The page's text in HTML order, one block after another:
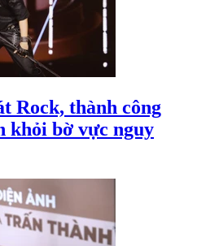
Rock, thành công
khỏi bờ vực nguy